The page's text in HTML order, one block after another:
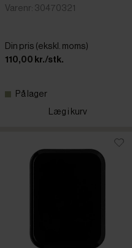
Varenr: 30470321
Din pris (ekskl. moms)
110,00 kr./stk.
På lager
Læg i kurv